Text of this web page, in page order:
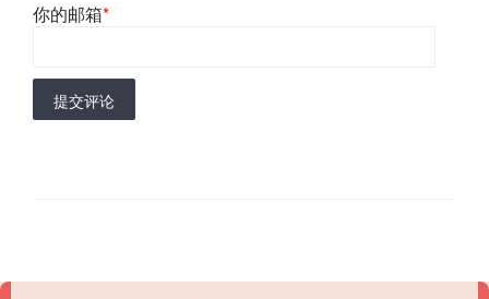
你的邮箱*
提交评论